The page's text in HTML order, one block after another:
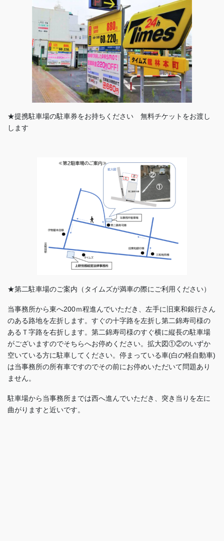
★提携駐車場の駐車券をお持ちください 無料チケットをお渡し
します
★第二駐車場のご案内（タイムズが満車の際にご利用ください）
当事務所から東へ200ｍ程進んでいただき、左手に旧東和銀行さん
のある路地を左折します。すぐの十字路を左折し第二錦寿司様の
あるＴ字路を右折します。第二錦寿司様のすぐ横に縦長の駐車場
がございますのでそちらへお停めください。拡大図①②のいずか
空いている方に駐車してください。停まっている車(白の軽自動車)
は当事務所の所有車ですのでその前にお停めいただいて問題あり
ません。
駐車場から当事務所までは西へ進んでいただき、突き当りを左に
曲がりますと近いです。